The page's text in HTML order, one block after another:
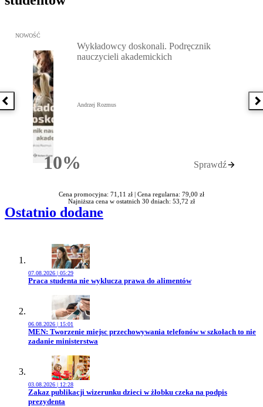
Poprzednia książka
Przejdź do: Wykładowcy doskonali. Podręcznik nauczycieli
NOWOŚĆ
10%Rabatu
Wykładowcy doskonali. Podręcznik
nauczycieli akademickich
Andrzej Rozmus
Sprawdź
Cena promocyjna: 71,11 zł | Cena regularna: 79,00 zł
Najniższa cena w ostatnich 30 dniach: 53,72 zł
Ostatnio dodane
07.08.2026 | 05:29
Przejdź do artykułu:
Praca studenta nie wyklucza prawa do alimentów
06.08.2026 | 15:01
Przejdź do artykułu:
MEN: Tworzenie miejsc przechowywania telefonów w szkołach to nie
zadanie ministerstwa
03.08.2026 | 12:28
Przejdź do artykułu:
Zakaz publikacji wizerunku dzieci w żłobku czeka na podpis
prezydenta